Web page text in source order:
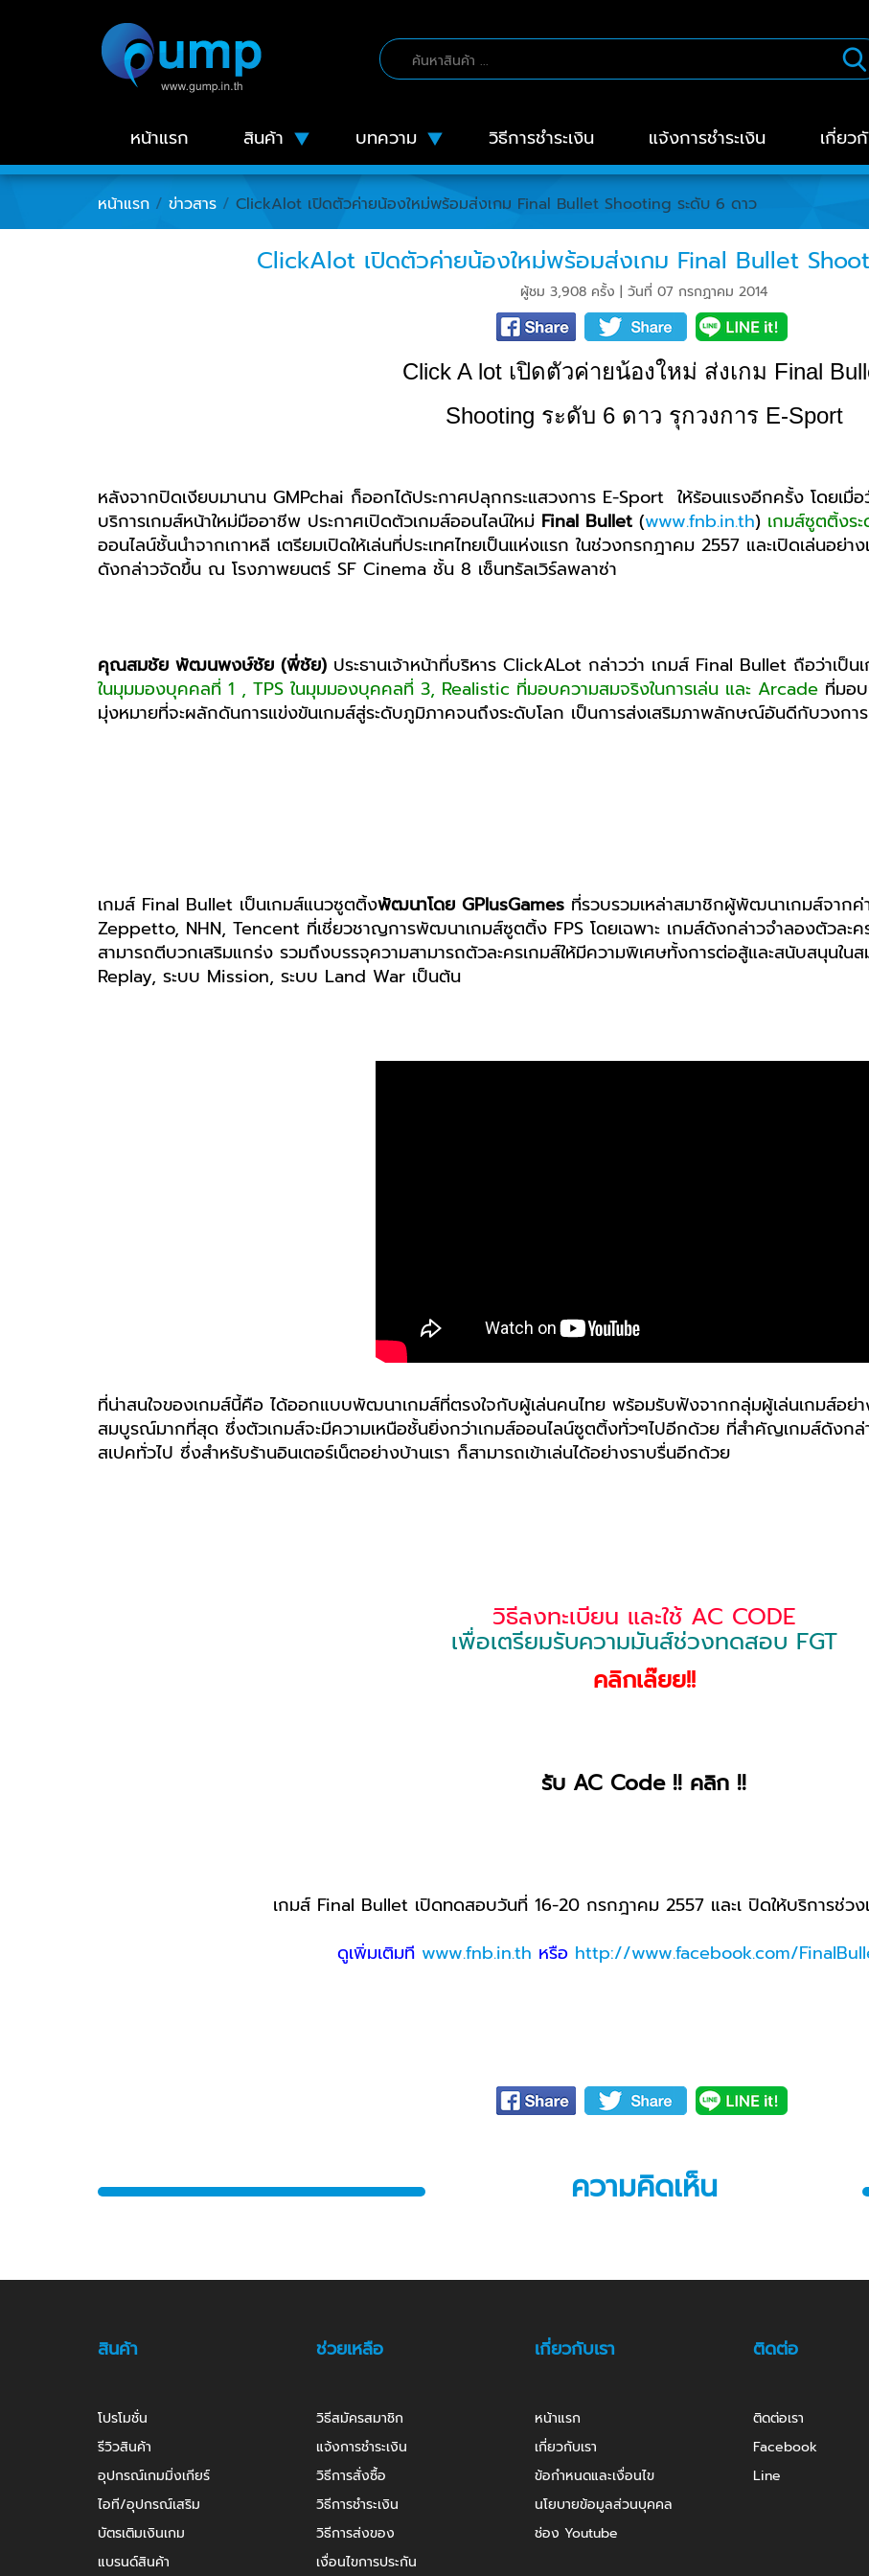
หน้าแรก สินค้า บทความ วิธีการชำระเงิน แจ้งการชำระเงิน เกี่ยว
หน้าแรก / ข่าวสาร / ClickAlot เปิดตัวค่ายน้องใหม่พร้อมส่งเกม Final Bullet Shooting ระดับ 6 ดาว
ClickAlot เปิดตัวค่ายน้องใหม่พร้อมส่งเกม Final Bullet
ผู้ชม 3,908 ครั้ง | วันที่ 07 กรกฏาคม 2014
Click A lot เปิดตัวค่ายน้องใหม่ ส่งเกม Final
Shooting ระดับ 6 ดาว รุกวงการ E-Sport
หลังจากปิดเงียบมานาน GMPchai ก็ออกได้ประกาศปลุกกระแสวงการ E-Sport ให้ร้อนแรงอีกครั้ง โดยเ
บริการเกมส์หน้าใหม่มืออาชีพ ประกาศเปิดตัวเกมส์ออนไลน์ใหม่ Final Bullet (www.fnb.in.th) เกมส์ซูตติ้งร
ออนไลน์ชั้นนำจากเกาหลี เตรียมเปิดให้เล่นที่ประเทศไทยเป็นแห่งแรก ในช่วงกรกฎาคม 2557 และเปิดเล่นอย่
ดังกล่าวจัดขึ้น ณ โรงภาพยนตร์ SF Cinema ชั้น 8 เซ็นทรัลเวิร์ลพลาซ่า
คุณสมชัย พัฒนพงษ์ชัย (พี่ชัย) ประธานเจ้าหน้าที่บริหาร ClickALot กล่าวว่า เกมส์ Final Bullet ถือว่าเป็
ในมุมมองบุคคลที่ 1 , TPS ในมุมมองบุคคลที่ 3, Realistic ที่มอบความสมจริงในการเล่น และ Arcade ที่มอ
มุ่งหมายที่จะผลักดันการแข่งขันเกมส์สู่ระดับภูมิภาคจนถึงระดับโลก เป็นการส่งเสริมภาพลักษณ์อันดีกับวงการ
เกมส์ Final Bullet เป็นเกมส์แนวซูตติ้งพัฒนาโดย GPlusGames ที่รวบรวมเหล่าสมาชิกผู้พัฒนาเกมส์จากค่
Zeppetto, NHN, Tencent ที่เชี่ยวชาญการพัฒนาเกมส์ซูตติ้ง FPS โดยเฉพาะ เกมส์ดังกล่าวจำลองตัวละ
สามารถตีบวกเสริมแกร่ง รวมถึงบรรจุความสามารถตัวละครเกมส์ให้มีความพิเศษทั้งการต่อสู้และสนับสนุนใน
Replay, ระบบ Mission, ระบบ Land War เป็นต้น
ที่น่าสนใจของเกมส์นี้คือ ได้ออกแบบพัฒนาเกมส์ที่ตรงใจกับผู้เล่นคนไทย พร้อมรับฟังจากกลุ่มผู้เล่นเกมส์อย่า
สมบูรณ์มากที่สุด ซึ่งตัวเกมส์จะมีความเหนือชั้นยิ่งกว่าเกมส์ออนไลน์ซูตติ้งทั่วๆไปอีกด้วย ที่สำคัญเกมส์ดังกล่
สเปคทั่วไป ซึ่งสำหรับร้านอินเตอร์เน็ตอย่างบ้านเรา ก็สามารถเข้าเล่นได้อย่างราบรื่นอีกด้วย
วิธีลงทะเบียน และใช้ AC CODE
เพื่อเตรียมรับความมันส์ช่วงทดสอบ FGT
คลิกเล๊ยย!!
รับ AC Code !! คลิก !!
เกมส์ Final Bullet เปิดทดสอบวันที่ 16-20 กรกฎาคม 2557 และเ ปิดให้บริการช่ว
ดูเพิ่มเติมที www.fnb.in.th หรือ http://www.facebook.com/
ความคิดเห็น
สินค้า
โปรโมชั่น
รีวิวสินค้า
อุปกรณ์เกมมิ่งเกียร์
ไอที/อุปกรณ์เสริม
บัตรเติมเงินเกม
แบรนด์สินค้า
ช่วยเหลือ
วิธีสมัครสมาชิก
แจ้งการชำระเงิน
วิธีการสั่งซื้อ
วิธีการชำระเงิน
วิธีการส่งของ
เงื่อนไขการประกัน
เกี่ยวกับเรา
หน้าแรก
เกี่ยวกับเรา
ข้อกำหนดและเงื่อนไข
นโยบายข้อมูลส่วนบุคคล
ช่อง Youtube
ติดต่อ
ติดต่อเรา
Facebook
Line